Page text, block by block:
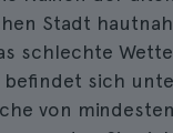
Stadt
schlechte
befindet sich
von